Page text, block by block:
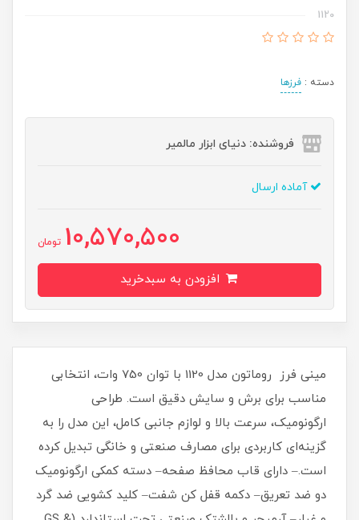
1120
دسته : فرزها
فروشنده: دنیای ابزار مالمیر
آماده ارسال
10,570,500 تومان
مینی فرز روماتون مدل 1120 با توان 750 وات، انتخابی
مناسب برای برش و سایش دقیق است. طراحی
ارگونومیک، سرعت بالا و لوازم جانبی کامل، این مدل را به
گزینه‌ای کاربردی برای مصارف صنعتی و خانگی تبدیل کرده
است.– دارای قاب محافظ صفحه– دسته کمکی ارگونومیک
دو ضد تعریق– دکمه قفل کن شفت– کلید کشویی ضد گرد